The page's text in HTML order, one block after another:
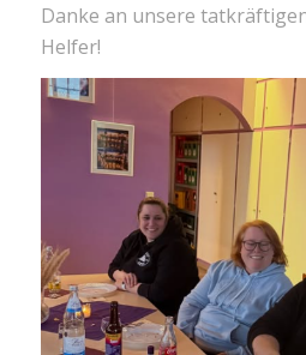
Danke an unsere
Helfer!